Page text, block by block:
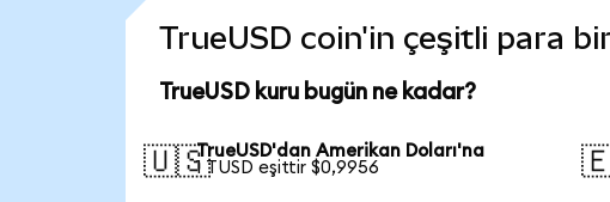
TrueUSD coin'in çeşitli para
TrueUSD kuru bugün ne kadar?
🇺🇸TrueUSD'dan Amerikan Doları'na
1 TUSD eşittir $0,9956